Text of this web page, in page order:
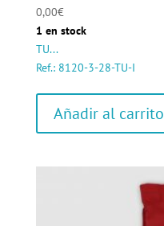
0,00€
1 en stock
TU...
Ref.: 8120-3-28-TU-I
Añadir al carrito